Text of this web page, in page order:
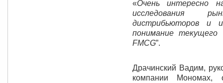
«Очень интересно
исследования
дистрибьюторов и
понимание текущего
FMCG”.
Драчинский Вадим,
компании Мономах,